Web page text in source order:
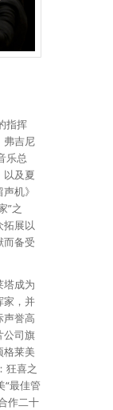
指挥
弗吉尼
乐总
以及夏
机》
”之
拓展以
而备受
塔成为
家，并
声誉高
公司旗
格莱美
狂喜之
“最佳管
作二十